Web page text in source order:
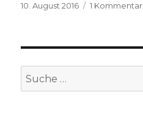
Veröffentlicht
10. August 2016 1 Kommentar
Suche
nach: